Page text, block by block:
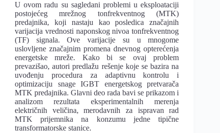
U ovom radu su sagledani problemi u eksploataciji
postojećeg mrežnog tonfrekventnog (MTK)
predajnika, koji nastaju kao posledica značajnih
varijacija vrednosti naponskog nivoa tonfrekventnog
(TF) signala. Ove varijacije su u mnogome
uslovljene značajnim promena dnevnog opterećenja
energetske mreže. Kako bi se ovaj problem
prevazišao, autori predlažu rešenje koje se bazira na
uvođenju procedura za adaptivnu kontrolu i
optimizaciju snage IGBT energetskog pretvarača
MTK predajnika. Glavni deo rada bavi se prikazom i
analizom rezultata eksperimentalnih merenja
električnih veličina, merodavnih za ispravan rad
MTK prijemnika na konzumu jedne tipične
transformatorske stanice.